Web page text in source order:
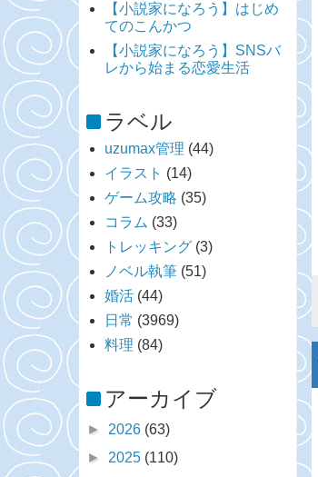
【小説家になろう】はじめ
てのこんかつ
【小説家になろう】SNSバ
レから始まる恋愛生活
ラベル
uzumax管理 (44)
イラスト (14)
ゲーム攻略 (35)
コラム (33)
トレッキング (3)
ノベル執筆 (51)
婚活 (44)
日常 (3969)
料理 (84)
アーカイブ
► 2026 (63)
► 2025 (110)